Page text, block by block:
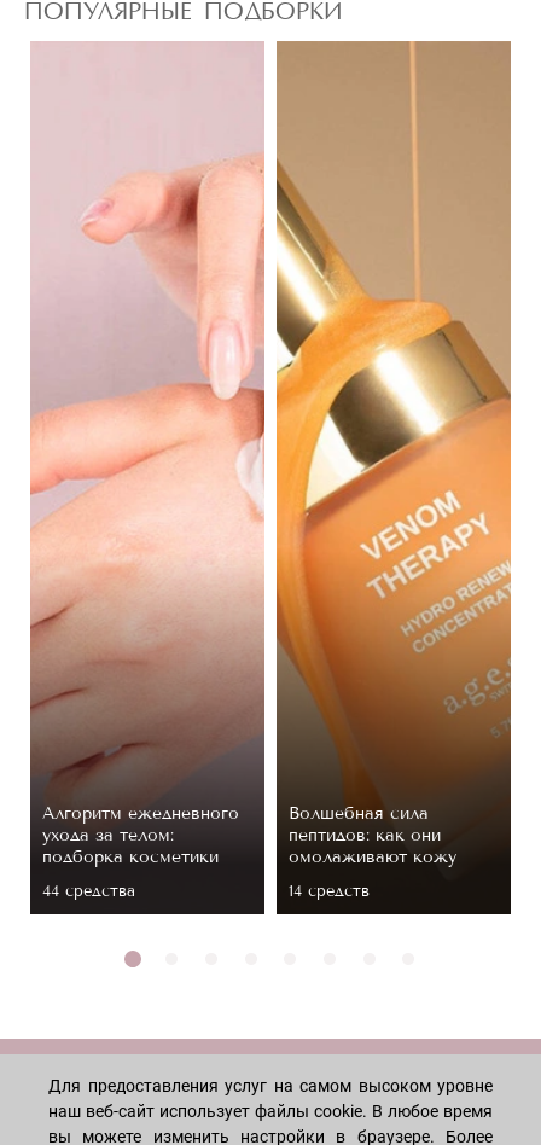
ПОПУЛЯРНЫЕ ПОДБОРКИ
Алгоритм ежедневного
ухода за телом:
подборка косметики
44 средствa
Волшебная сила
пептидов: как они
омолаживают кожу
14 средств
МАГАЗИН
Для предоставления услуг на самом высоком уровне
наш веб-сайт использует файлы cookie. В любое время
вы можете изменить настройки в браузере. Более